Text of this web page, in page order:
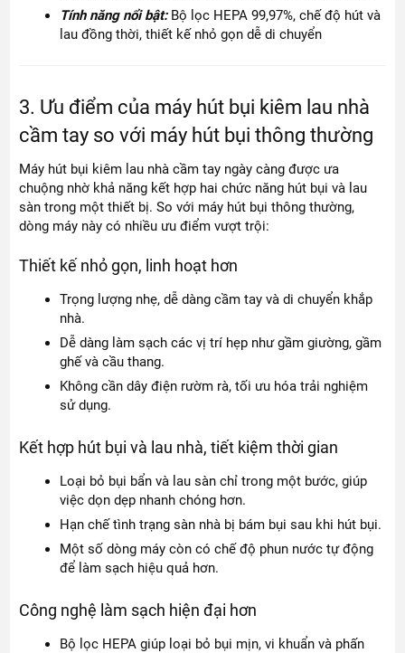
Tính năng nổi bật:Bộ lọc HEPA 99,97%, chế độ hút và
lau đồng thời, thiết kế nhỏ gọn dễ di chuyển
3. Ưu điểm của máy hút bụi kiêm lau nhà
cầm tay so với máy hút bụi thông thường
Máy hút bụi kiêm lau nhà cầm tay ngày càng được ưa
chuộng nhờ khả năng kết hợp hai chức năng hút bụi và lau
sàn trong một thiết bị. So với máy hút bụi thông thường,
dòng máy này có nhiều ưu điểm vượt trội:
Thiết kế nhỏ gọn, linh hoạt hơn
Trọng lượng nhẹ, dễ dàng cầm tay và di chuyển khắp
nhà.
Dễ dàng làm sạch các vị trí hẹp như gầm giường, gầm
ghế và cầu thang.
Không cần dây điện rườm rà, tối ưu hóa trải nghiệm
sử dụng.
Kết hợp hút bụi và lau nhà, tiết kiệm thời gian
Loại bỏ bụi bẩn và lau sàn chỉ trong một bước, giúp
việc dọn dẹp nhanh chóng hơn.
Hạn chế tình trạng sàn nhà bị bám bụi sau khi hút bụi.
Một số dòng máy còn có chế độ phun nước tự động
để làm sạch hiệu quả hơn.
Công nghệ làm sạch hiện đại hơn
Bộ lọc HEPA giúp loại bỏ bụi mịn, vi khuẩn và phấn